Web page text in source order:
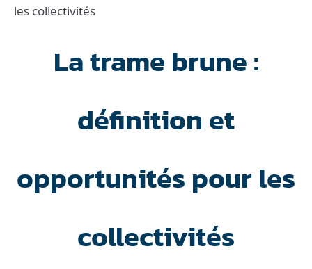
les collectivités
La trame brune :
définition et
opportunités pour les
collectivités